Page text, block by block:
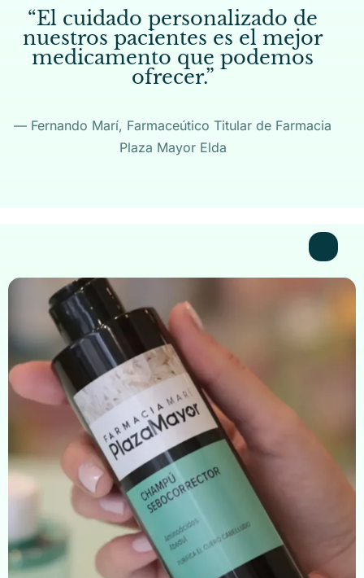
“El cuidado personalizado de
nuestros pacientes es el mejor
medicamento que podemos
ofrecer.”
— Fernando Marí, Farmaceútico Titular de Farmacia
Plaza Mayor Elda